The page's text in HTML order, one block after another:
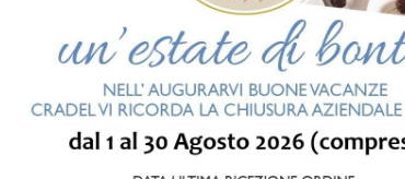
CONFEZIONI DA